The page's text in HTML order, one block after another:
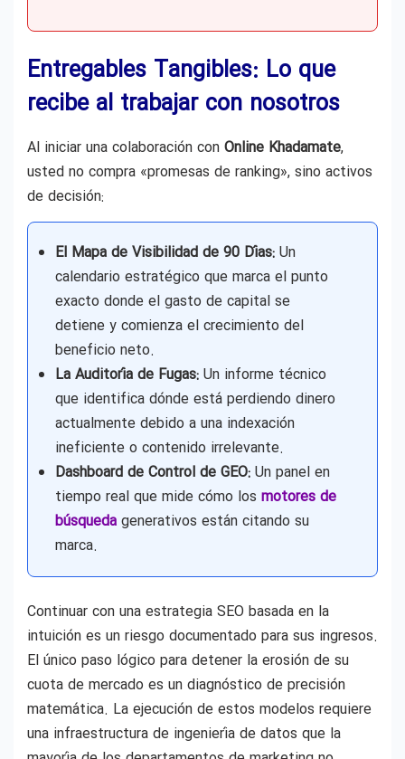
Entregables Tangibles: Lo que
recibe al trabajar con nosotros
Al iniciar una colaboración con Online Khadamate,
usted no compra «promesas de ranking», sino activos
de decisión:
El Mapa de Visibilidad de 90 Días: Un
calendario estratégico que marca el punto
exacto donde el gasto de capital se
detiene y comienza el crecimiento del
beneficio neto.
La Auditoría de Fugas: Un informe técnico
que identifica dónde está perdiendo dinero
actualmente debido a una indexación
ineficiente o contenido irrelevante.
Dashboard de Control de GEO: Un panel en
tiempo real que mide cómo los motores de
búsqueda generativos están citando su
marca.
Continuar con una estrategia SEO basada en la
intuición es un riesgo documentado para sus ingresos.
El único paso lógico para detener la erosión de su
cuota de mercado es un diagnóstico de precisión
matemática. La ejecución de estos modelos requiere
una infraestructura de ingeniería de datos que la